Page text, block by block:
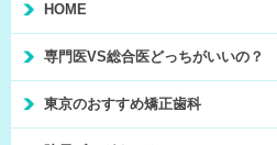
HOME
専門医VS総合医どっちがいいの？
東京のおすすめ矯正歯科